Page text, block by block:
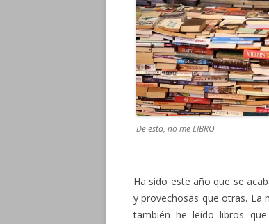
De esta, no me LIBRO
Ha sido este año que se
y provechosas que otras. La
también he leído libros